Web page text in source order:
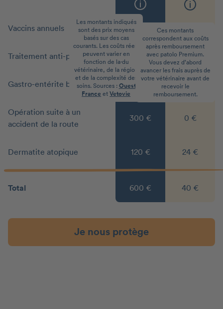
Les montants indiqués
sont des prix moyens
basés sur des cas
courants. Les coûts réels
peuvent varier en
fonction de la·du
vétérinaire, de la région
et de la complexité des
soins. Sources : Ouest
France etVetovie
Ces montants
correspondent aux coûts
après remboursement
avec patolo Premium.
Vous devez d’abord
avancer les frais auprès de
votre vétérinaire avant de
recevoir le
remboursement.
Vaccins annuels 70 € 0 €
Traitement anti-puces 30 € 0 €
Gastro-entérite bénigne 80 € 16 €
Opération suite à un
accident de la route
300 € 0 €
Dermatite atopique 120 € 24 €
Total 600 € 40 €
Je nous protège